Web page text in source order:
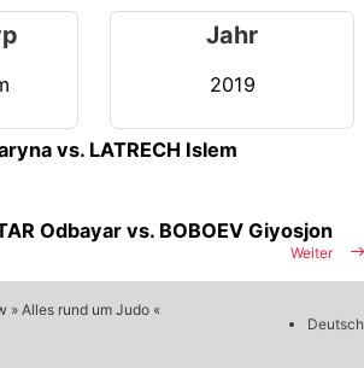
Jahr
2019
vs. LATRECH Islem
Weiter
Odbayar vs. BOBOEV Giyosjon
Alles rund um Judo «
Deutsch